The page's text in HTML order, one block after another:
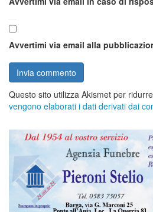
Avvertimi via email alla
Questo sito utilizza Akismet per
vengono elaborati i dati derivati dai